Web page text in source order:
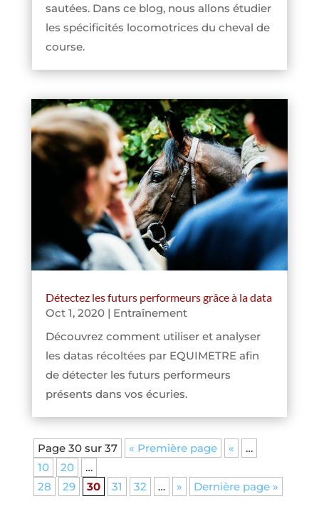
sautées. Dans ce blog, nous allons étudier
les spécificités locomotrices du cheval de
course.
Détectez les futurs performeurs grâce à la data
Oct 1, 2020| Entraînement
Découvrez comment utiliser et analyser
les datas récoltées par EQUIMETRE afin
de détecter les futurs performeurs
présents dans vos écuries.
Page 30 sur 37 « Première page «
…
10
20
…
28
29 30 31 32 … » Dernière page »